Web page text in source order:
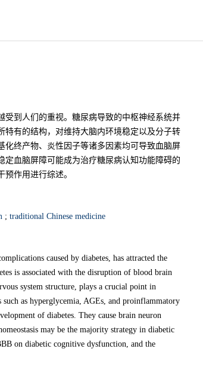
到人们的重视。糖尿病导致的中枢神经系统并
有的结构，对维持大脑内环境稳定以及分子转
终产物、炎性因子等诸多因素均可导致血脑屏
血脑屏障可能成为治疗糖尿病认知功能障碍的
作用进行综述。
; traditional Chinese medicine
caused by diabetes, has attracted the
is associated with the disruption of blood brain
system structure, plays a crucial point in
as hyperglycemia, AGEs, and proinflammatory
of diabetes. They cause brain neuron
may be the majority strategy in diabetic
on diabetic cognitive dysfunction, and the